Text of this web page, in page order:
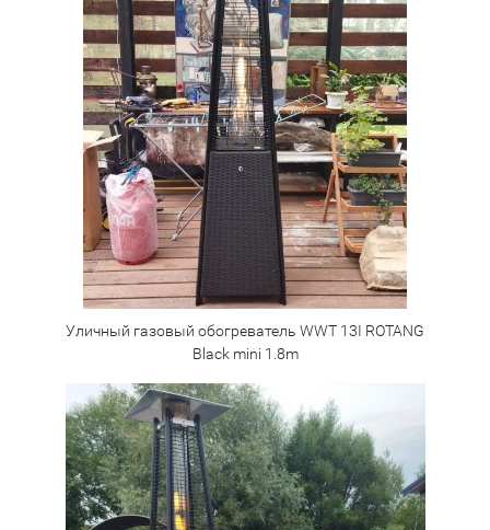
Уличный газовый обогреватель WWT 13I ROTANG
Black mini 1.8m